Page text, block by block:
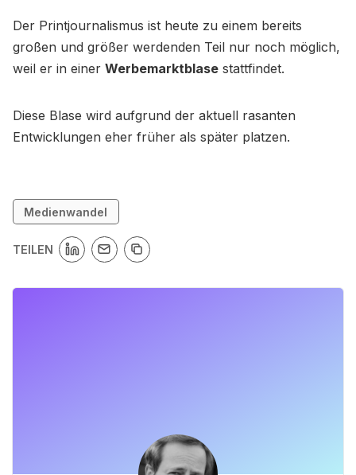
Der Printjournalismus ist heute zu einem bereits
großen und größer werdenden Teil nur noch möglich,
weil er in einer Werbemarktblase stattfindet.
Diese Blase wird aufgrund der aktuell rasanten
Entwicklungen eher früher als später platzen.
Medienwandel
TEILEN